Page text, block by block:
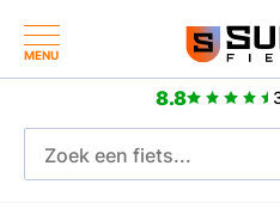
MENU
8.8
2 jaar